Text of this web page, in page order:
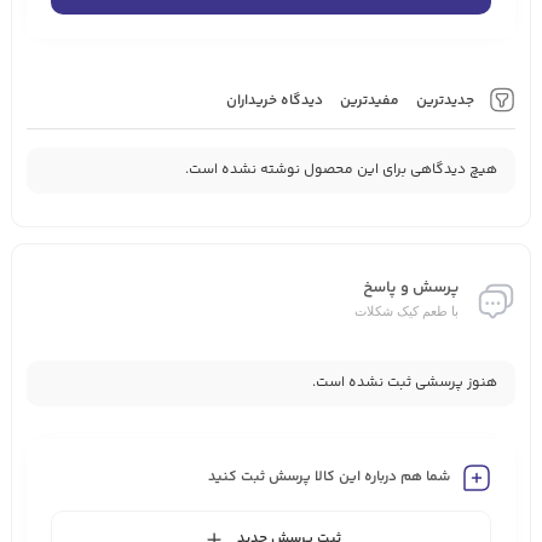
جدیدترین مفیدترین دیدگاه خریداران
هیچ دیدگاهی برای این محصول نوشته نشده است.
پرسش و پاسخ
با طعم کیک شکلات
هنوز پرسشی ثبت نشده است.
شما هم درباره این کالا پرسش ثبت کنید